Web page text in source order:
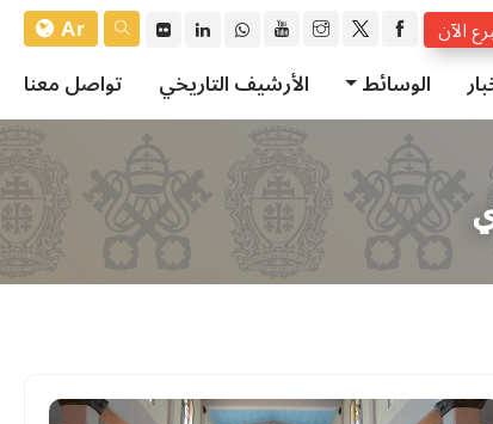
الآن
Ar
الوسائط الأرشيف التاريخي تواصل معنا